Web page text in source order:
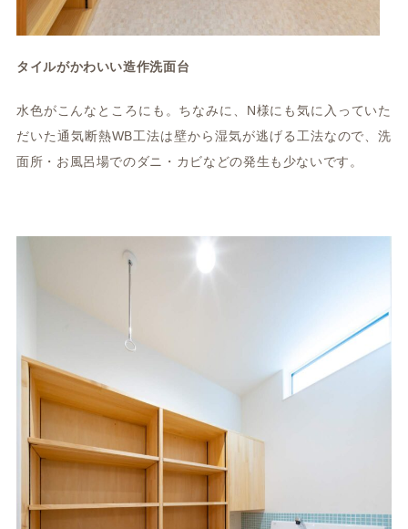
タイルがかわいい造作洗面台
水色がこんなところにも。ちなみに、N様にも気に入っていた
だいた通気断熱WB工法は壁から湿気が逃げる工法なので、洗
面所・お風呂場でのダニ・カビなどの発生も少ないです。